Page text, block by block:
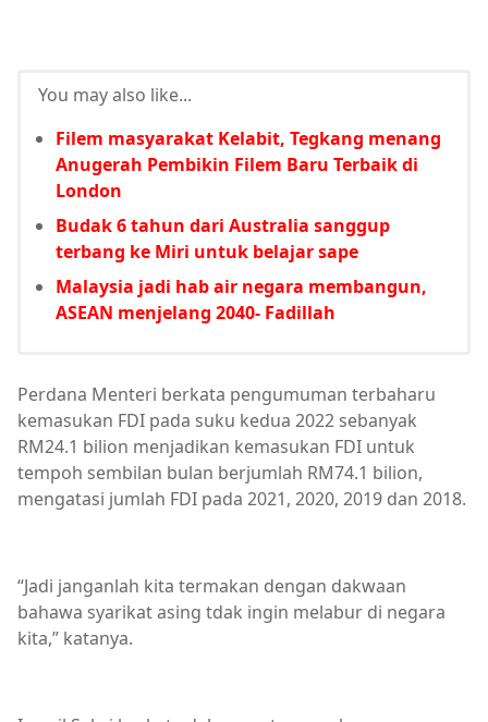
You may also like...
Filem masyarakat Kelabit, Tegkang menang
Anugerah Pembikin Filem Baru Terbaik di
London
Budak 6 tahun dari Australia sanggup
terbang ke Miri untuk belajar sape
Malaysia jadi hab air negara membangun,
ASEAN menjelang 2040- Fadillah
Perdana Menteri berkata pengumuman terbaharu
kemasukan FDI pada suku kedua 2022 sebanyak
RM24.1 bilion menjadikan kemasukan FDI untuk
tempoh sembilan bulan berjumlah RM74.1 bilion,
mengatasi jumlah FDI pada 2021, 2020, 2019 dan 2018.
“Jadi janganlah kita termakan dengan dakwaan
bahawa syarikat asing tdak ingin melabur di negara
kita,” katanya.